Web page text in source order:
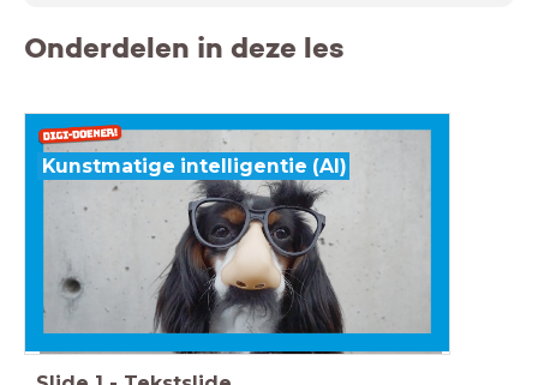
Onderdelen in deze les
Kunstmatige intelligentie (AI)